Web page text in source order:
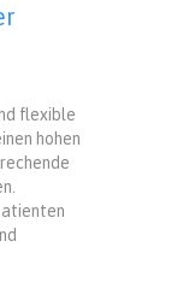
flexible
hohen